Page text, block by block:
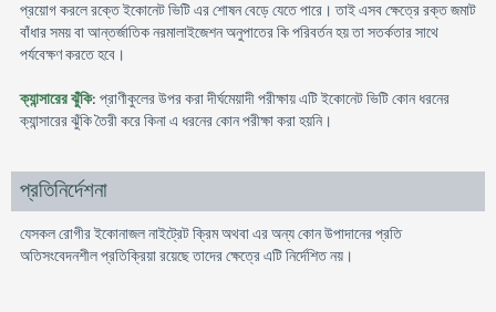
প্রয়োগ করলে রক্তে ইকোনেট ভিটি এর শোষন বেড়ে যেতে পারে। তাই এসব ক্ষেত্রে রক্ত জমাট
বাঁধার সময় বা আন্তর্জাতিক নরমালাইজেশন অনুপাতের কি পরিবর্তন হয় তা সতর্কতার সাথে
পর্যবেক্ষণ করতে হবে।
ক্যান্সারের ঝুঁকি: প্রাণীকুলের উপর করা দীর্ঘমেয়াদী পরীক্ষায় এটি ইকোনেট ভিটি কোন ধরনের
ক্যান্সারের ঝুঁকি তৈরী করে কিনা এ ধরনের কোন পরীক্ষা করা হয়নি।
প্রতিনির্দেশনা
যেসকল রোগীর ইকোনাজল নাইট্রেট ক্রিম অথবা এর অন্য কোন উপাদানের প্রতি
অতিসংবেদনশীল প্রতিক্রিয়া রয়েছে তাদের ক্ষেত্রে এটি নির্দেশিত নয়।